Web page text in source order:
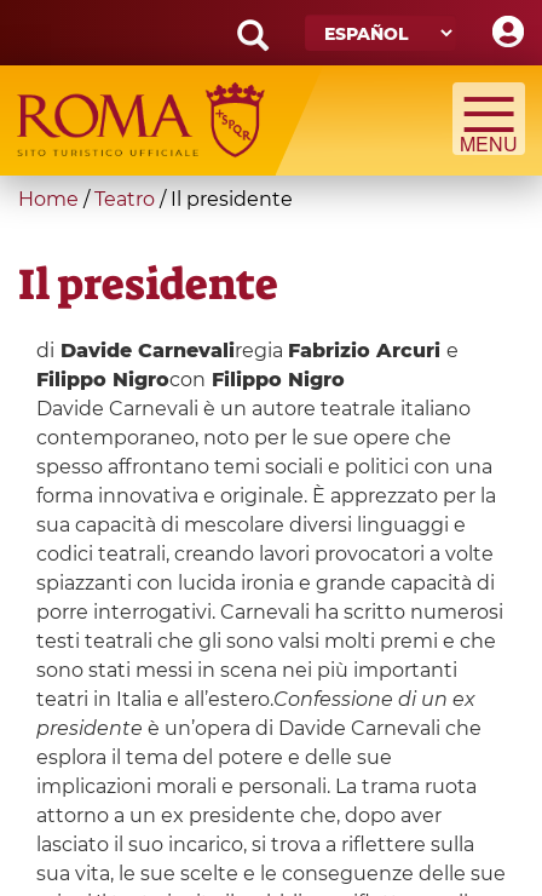
main
content
Search
form
Búsqueda
You
here
Home / Teatro / Il presidente
Il presidente
di Davide Carnevaliregia Fabrizio Arcuri e
Filippo Nigrocon Filippo Nigro
Davide Carnevali è un autore teatrale italiano
contemporaneo, noto per le sue opere che
spesso affrontano temi sociali e politici con una
forma innovativa e originale. È apprezzato per la
sua capacità di mescolare diversi linguaggi e
codici teatrali, creando lavori provocatori a volte
spiazzanti con lucida ironia e grande capacità di
porre interrogativi. Carnevali ha scritto numerosi
testi teatrali che gli sono valsi molti premi e che
sono stati messi in scena nei più importanti
teatri in Italia e all’estero.Confessione di un ex
presidente è un’opera di Davide Carnevali che
esplora il tema del potere e delle sue
implicazioni morali e personali. La trama ruota
attorno a un ex presidente che, dopo aver
lasciato il suo incarico, si trova a riflettere sulla
sua vita, le sue scelte e le conseguenze delle sue